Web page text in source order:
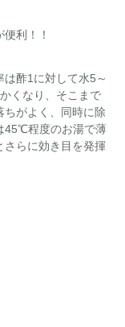
利！！
酢1に対して水5～
くなり、そこまで
がよく、同時に除
45℃程度のお湯で薄
らに効き目を発揮